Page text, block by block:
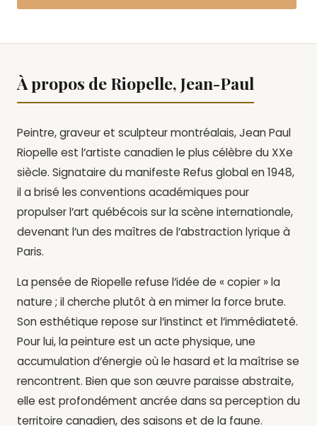
À propos de Riopelle, Jean-Paul
Peintre, graveur et sculpteur montréalais, Jean Paul
Riopelle est l’artiste canadien le plus célèbre du XXe
siècle. Signataire du manifeste Refus global en 1948,
il a brisé les conventions académiques pour
propulser l’art québécois sur la scène internationale,
devenant l’un des maîtres de l’abstraction lyrique à
Paris.
La pensée de Riopelle refuse l’idée de « copier » la
nature ; il cherche plutôt à en mimer la force brute.
Son esthétique repose sur l’instinct et l’immédiateté.
Pour lui, la peinture est un acte physique, une
accumulation d’énergie où le hasard et la maîtrise se
rencontrent. Bien que son œuvre paraisse abstraite,
elle est profondément ancrée dans sa perception du
territoire canadien, des saisons et de la faune.